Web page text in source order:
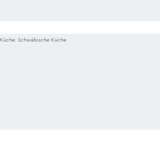
Küche: Schwäbische Küche